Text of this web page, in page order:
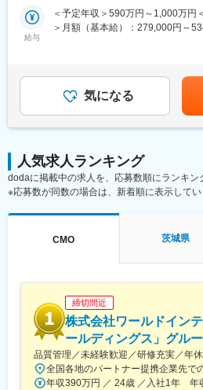
製品の販売、サービスの提供を通
ことで医療に貢献し、テルモブラ
・担当製品の販売活動、各種販促
・製品適正使用のための技術サポ
・製品適正使用に必要となる文献
■担当製品：
心臓や下肢の血管の病気に対し、
「バスキュラーインターベンショ
肝臓がんの化学療法「インターベ
医師が求める操作性や品質を追求
https://www.terumo.co.jp/business/tis
■配属エリア：
国内支店のいずれかの配属となり
スにチームでエリアを担当してい
「成長」を大事にする職場でチー
ートワーク含む）
給与
＜予定年収＞590万円～1,000万円
＞月額（基本給）：279,000円～
はあくまでも目安の金額であり、
あります。月給(月額)は固定手当
気になる
人気求人ランキング
dodaに掲載中の求人を、応募数順にランキン
※応募数が同数の場合は、新着順に表示してい
CMO 茨城県
締切間近
株式会社ワールドイン
ールディングス」グル
品質管理／未経験歓迎／研修充実／年